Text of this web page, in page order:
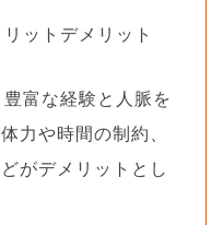
ットデメリット
富な経験と人脈を
力や時間の制約、
がデメリットとし